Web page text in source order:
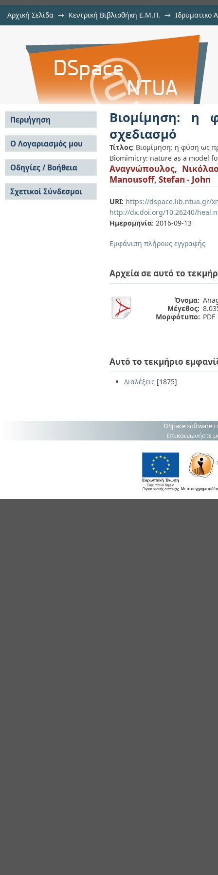
Αρχική Σελίδα → Κεντρική Βιβλιοθήκη Ε.Μ.Π. → Ιδρυματικό
Βιομίμηση: η φύση ως πρότυπο
Βιομίμηση: η
σχεδιασμό
Τίτλος: Βιομίμηση: η φύση ως
Biomimicry: nature as a model
Αναγνώπουλος,
Manousoff, Stefan - John
URI: https://dspace.lib.ntua.gr/
http://dx.doi.org/10.26240/
Ημερομηνία: 2016-09-13
Εμφάνιση πλήρους εγγραφής
Αρχεία σε αυτό το
Όνομα:
Μέγεθος:
Μορφότυπο: PDF
Αυτό το τεκμήριο
Διαλέξεις [1875]
Περιήγηση
Σε όλο το DSpace
Κοινότητες & Συλλογές
Ανά Ημερομηνία
Έκδοσης
Συγγραφείς
Τίτλοι
Θέματα
Ο Λογαριασμός μου
Σύνδεση
Εγγραφή
Οδηγίες / Βοήθεια
Οδηγίες Υποβολής
Οδηγίες Χρήσης ΙΑ
Συχνές Ερωτήσεις
Σχετικοί Σύνδεσμοι
DSpace software
Επικοινωνήστε